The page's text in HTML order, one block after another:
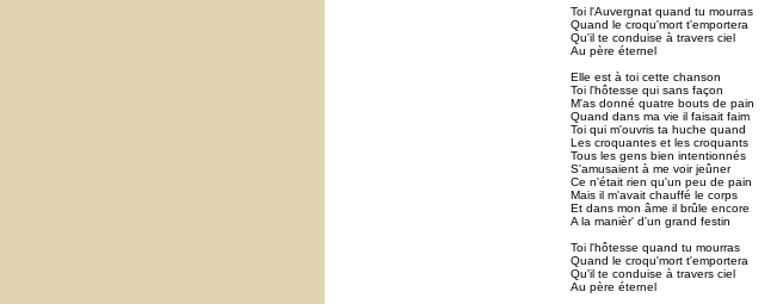
Toi l'Auvergnat quand tu mourras
Quand le croqu'mort t'emportera
Qu'il te conduise à travers ciel
Au père éternel
Elle est à toi cette chanson
Toi l'hôtesse qui sans façon
M'as donné quatre bouts de pain
Quand dans ma vie il faisait faim
Toi qui m'ouvris ta huche quand
Les croquantes et les croquants
Tous les gens bien intentionnés
S'amusaient à me voir jeûner
Ce n'était rien qu'un peu de pain
Mais il m'avait chauffé le corps
Et dans mon âme il brûle encore
A la manièr' d'un grand festin
Toi l'hôtesse quand tu mourras
Quand le croqu'mort t'emportera
Qu'il te conduise à travers ciel
Au père éternel